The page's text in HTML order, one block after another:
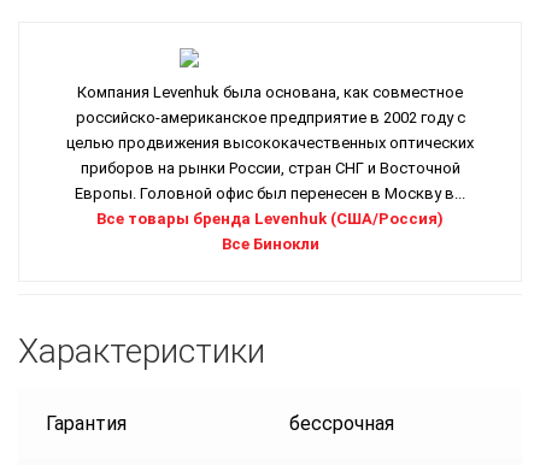
Компания Levenhuk была основана, как совместное
российско-американское предприятие в 2002 году с
целью продвижения высококачественных оптических
приборов на рынки России, стран СНГ и Восточной
Европы. Головной офис был перенесен в Москву в...
Все товары бренда Levenhuk (США/Россия)
Все Бинокли
Характеристики
Гарантия бессрочная